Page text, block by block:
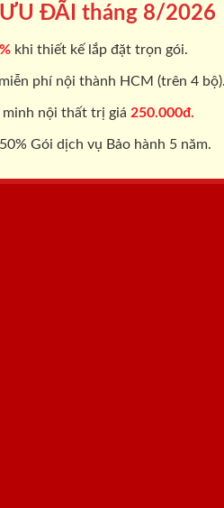
ĐÃI tháng 8/2026
khi thiết kế lắp đặt trọn gói.
phí nội thành HCM (trên 4 bộ).
minh nội thất trị giá 250.000đ.
Gói dịch vụ Bảo hành 5 năm.